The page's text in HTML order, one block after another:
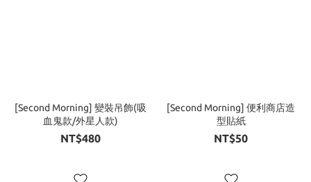
[Second Morning] 變裝吊飾(吸
血鬼款/外星人款)
NT$480
[Second Morning] 便利商店造
型貼紙
NT$50